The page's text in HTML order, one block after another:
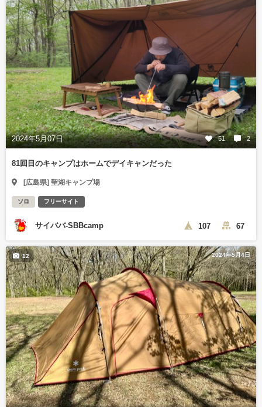
2024年5月07日 51 2
81回目のキャンプはホームでデイキャンだった
[広島県] 聖湖キャンプ場
ソロ フリーサイト
サイババ-SBBcamp 107 67
2024年5月4日
12